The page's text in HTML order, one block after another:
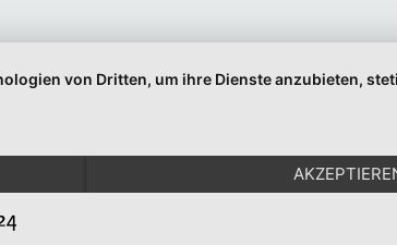
von Dritten, um ihre Dienste anzubieten,